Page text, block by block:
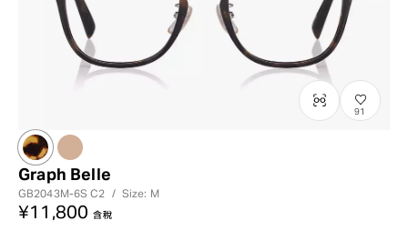
91
Graph Belle
GB2043M-6SC2 / Size: M
¥11,800 含稅